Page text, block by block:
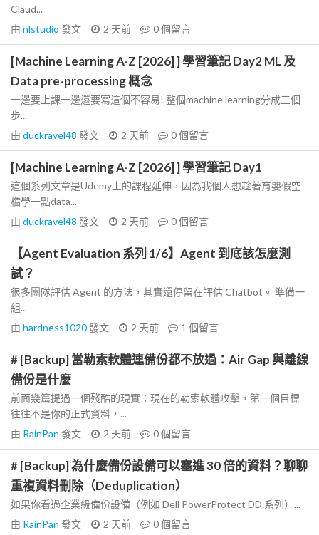
Claud...
由 nlstudio 發文 2 天前 0個留言
[Machine Learning A-Z [2026] ] 學習筆記 Day2 ML 及
Data pre-processing 概念
一邊要上課一邊還要寫這個不容易! 整個machine learning分成三個
步...
由 duckravel48 發文 2 天前 0個留言
[Machine Learning A-Z [2026] ] 學習筆記 Day1
這個系列文章是Udemy上的課程延伸，因為我個人想趁著育嬰假空
檔學一點data...
由 duckravel48 發文 2 天前 0個留言
【Agent Evaluation 系列 1/6】Agent 到底該怎麼測
試？
很多團隊評估 Agent 的方法，其實還停留在評估 Chatbot。 準備一
組...
由 hardness1020發文 2 天前 1 個留言
# [Backup] 當勒索軟體連備份都不放過：Air Gap 與離線
備份是什麼
前面幾篇提過一個殘酷的現實：現在的勒索軟體攻擊，第一個目標
往往不是你的正式資料，...
由 RainPan 發文 2 天前 0個留言
# [Backup] 為什麼備份設備可以塞進 30 倍的資料？聊聊
重複資料刪除（Deduplication）
如果你看過企業級備份設備（例如 Dell PowerProtect DD 系列）...
由 RainPan 發文 2 天前 0個留言